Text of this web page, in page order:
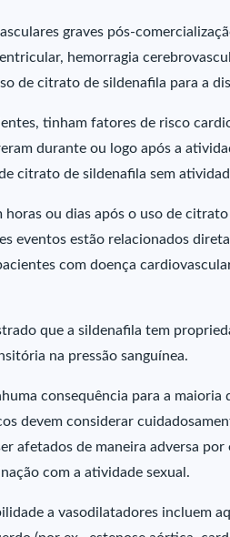
graves pós-
hemorragia
de citrato de sildenafila para a
tinham fatores de risco
durante ou logo após a
citrato de sildenafila sem
ou dias após o uso de
eventos estão relacionados
com doença
que a sildenafila tem
na pressão sanguínea.
consequência para a
devem considerar
afetados de maneira adversa por
com a atividade sexual.
a vasodilatadores incluem